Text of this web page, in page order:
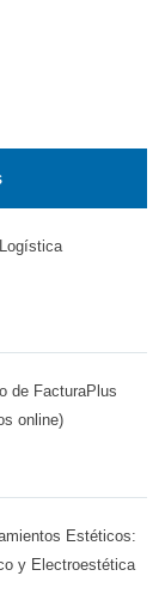
de FacturaPlus
online)
Estéticos:
y Electroestética